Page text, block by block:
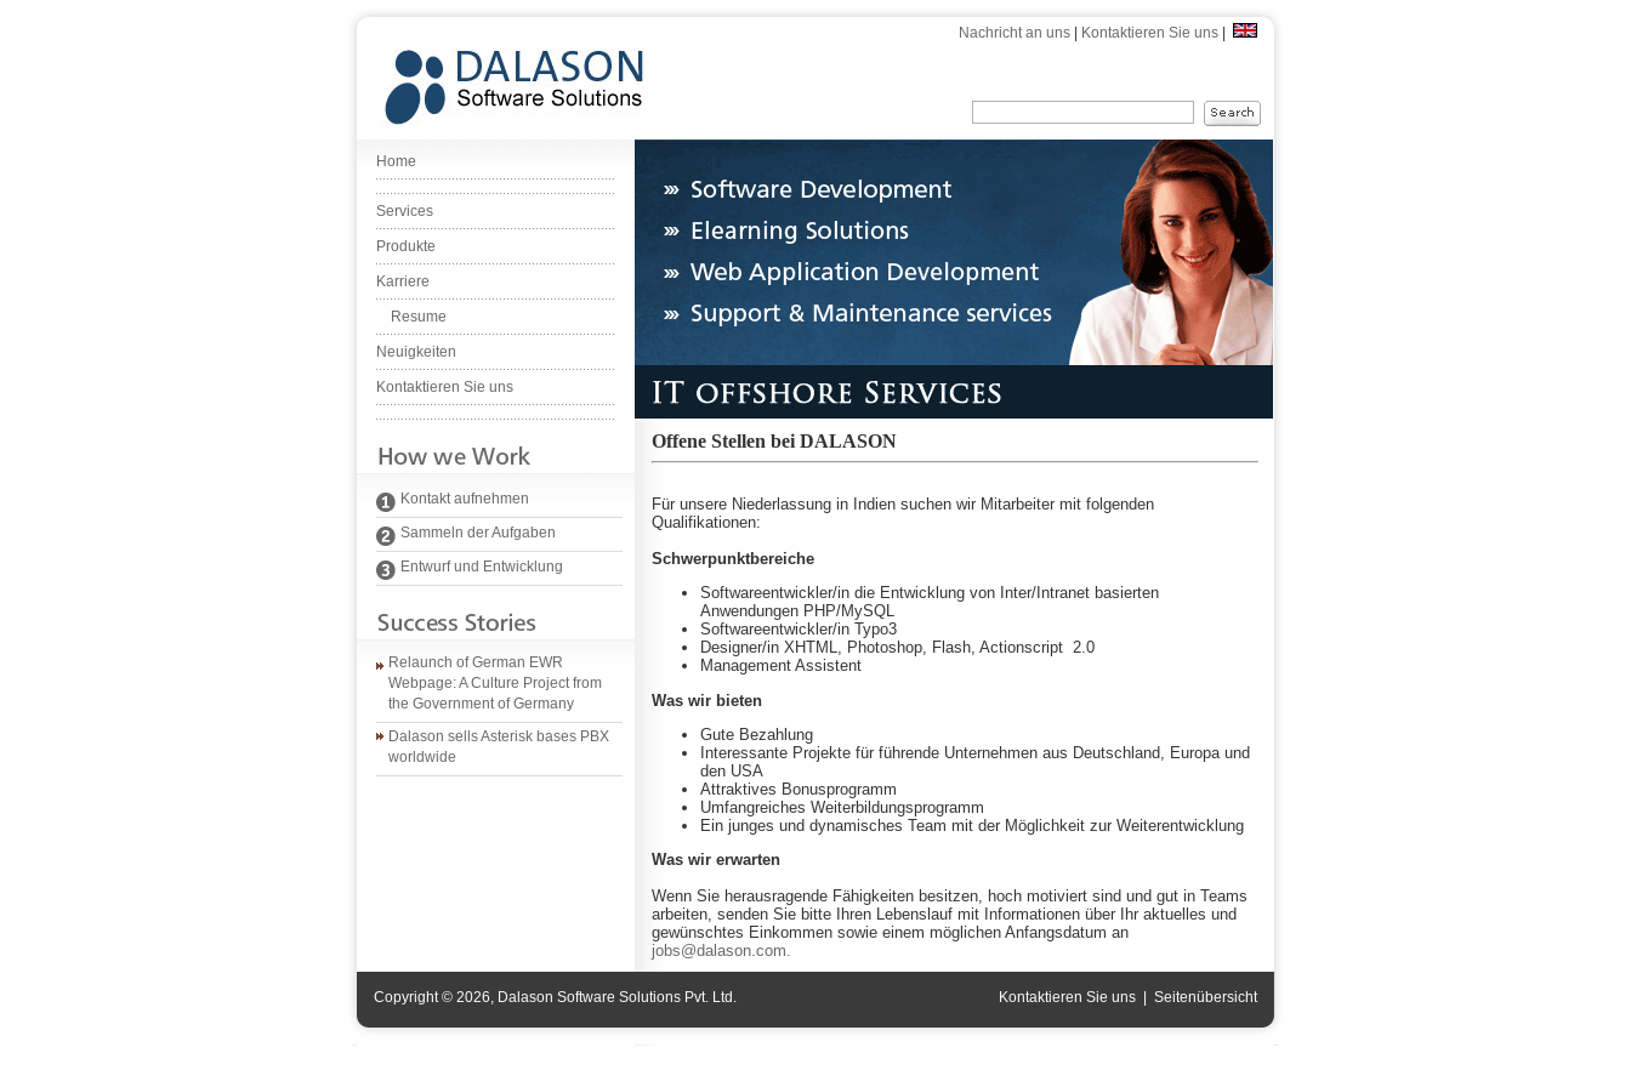
Nachricht an uns Kontaktieren Sie uns
Home
Services
Produkte
Karriere
Resume
Neuigkeiten
Kontaktieren Sie uns
Kontakt aufnehmen
Sammeln der Aufgaben
Entwurf und Entwicklung
Relaunch of German EWR
Webpage: A Culture Project from
the Government of Germany
Dalason sells Asterisk bases PBX
worldwide
Offene Stellen bei DALASON
Für unsere Niederlassung in Indien suchen wir Mitarbeiter mit folgenden
Qualifikationen:
Schwerpunktbereiche
Softwareentwickler/in die Entwicklung von Inter/Intranet basierten
Anwendungen PHP/MySQL
Softwareentwickler/in Typo3
Designer/in XHTML, Photoshop, Flash, Actionscript 2.0
Management Assistent
Was wir bieten
Gute Bezahlung
Interessante Projekte für führende Unternehmen aus Deutschland, Europa und
den USA
Attraktives Bonusprogramm
Umfangreiches Weiterbildungsprogramm
Ein junges und dynamisches Team mit der Möglichkeit zur Weiterentwicklung
Was wir erwarten
Wenn Sie herausragende Fähigkeiten besitzen, hoch motiviert sind und gut in Teams
arbeiten, senden Sie bitte Ihren Lebenslauf mit Informationen über Ihr aktuelles und
gewünschtes Einkommen sowie einem möglichen Anfangsdatum an
jobs@dalason.com.
Copyright © 2026, Dalason Software Solutions Pvt. Ltd. Kontaktieren Sie uns Seitenübersicht